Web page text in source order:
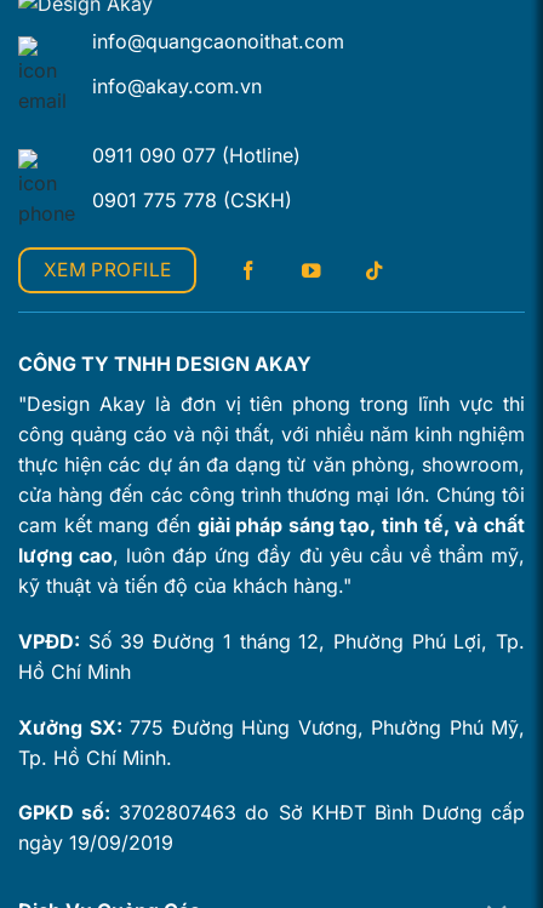
info@quangcaonoithat.com
info@akay.com.vn
0911 090 077 (Hotline)
0901 775 778 (CSKH)
XEM PROFILE
CÔNG TY TNHH DESIGN AKAY
"Design Akay là đơn vị tiên phong trong lĩnh vực thi
công quảng cáo và nội thất, với nhiều năm kinh nghiệm
thực hiện các dự án đa dạng từ văn phòng, showroom,
cửa hàng đến các công trình thương mại lớn. Chúng tôi
cam kết mang đến giải pháp sáng tạo, tinh tế, và chất
lượng cao, luôn đáp ứng đầy đủ yêu cầu về thẩm mỹ,
kỹ thuật và tiến độ của khách hàng."
VPĐD: Số 39 Đường 1 tháng 12, Phường Phú Lợi, Tp.
Hồ Chí Minh
Xưởng SX: 775 Đường Hùng Vương, Phường Phú Mỹ,
Tp. Hồ Chí Minh.
GPKD số: 3702807463 do Sở KHĐT Bình Dương cấp
ngày 19/09/2019